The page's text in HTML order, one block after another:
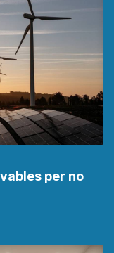
per no